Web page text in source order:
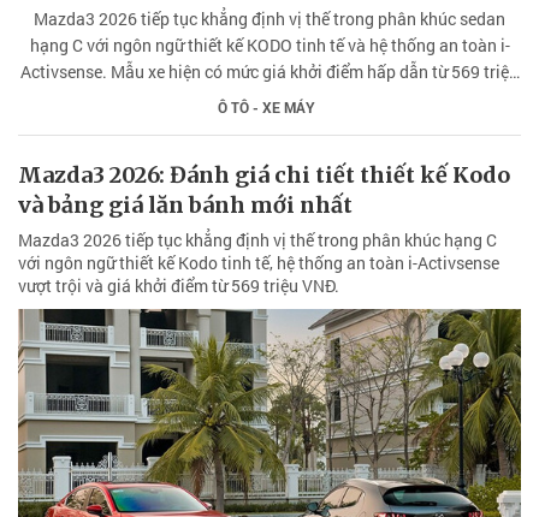
Mazda3 2026 tiếp tục khẳng định vị thế trong phân khúc sedan
hạng C với ngôn ngữ thiết kế KODO tinh tế và hệ thống an toàn i-
Activsense. Mẫu xe hiện có mức giá khởi điểm hấp dẫn từ 569 triệu
đồng cho phiên bản 1,5L Deluxe.
Ô TÔ - XE MÁY
Mazda3 2026: Đánh giá chi tiết thiết kế Kodo
và bảng giá lăn bánh mới nhất
Mazda3 2026 tiếp tục khẳng định vị thế trong phân khúc hạng C
với ngôn ngữ thiết kế Kodo tinh tế, hệ thống an toàn i-Activsense
vượt trội và giá khởi điểm từ 569 triệu VNĐ.